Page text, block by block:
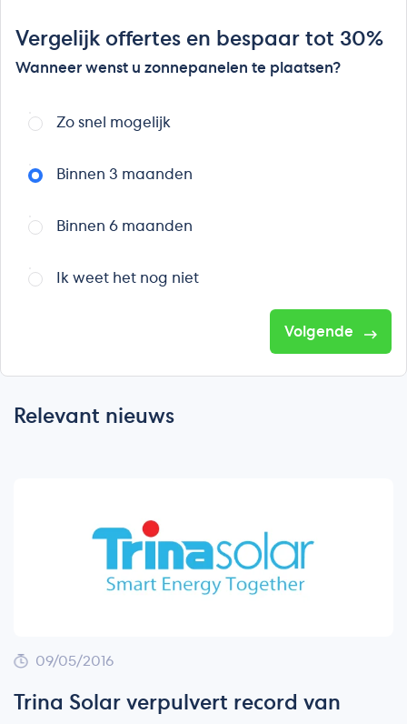
Vergelijk offertes en bespaar tot 30%
Wanneer wenst u zonnepanelen te plaatsen?
Zo snel mogelijk
Binnen 3 maanden
Binnen 6 maanden
Ik weet het nog niet
Volgende
Relevant nieuws
09/05/2016
Trina Solar verpulvert record van